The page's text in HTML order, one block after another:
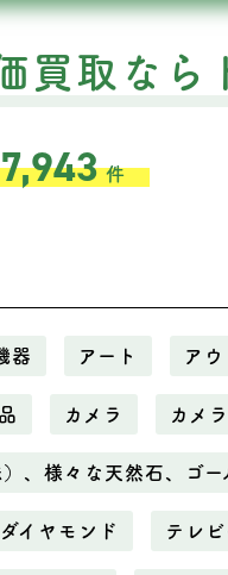
買取なら
件
器 アート ア
カメラ カメ
、様々な天然石、ゴー
ダイヤモンド テレビ